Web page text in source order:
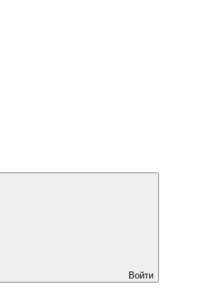
Войти